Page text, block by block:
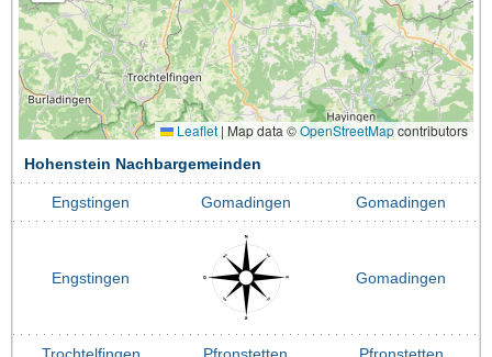
Leaflet | Map data ©OpenStreetMapcontributors
Hohenstein Nachbargemeinden
Engstingen Gomadingen Gomadingen
Engstingen Gomadingen